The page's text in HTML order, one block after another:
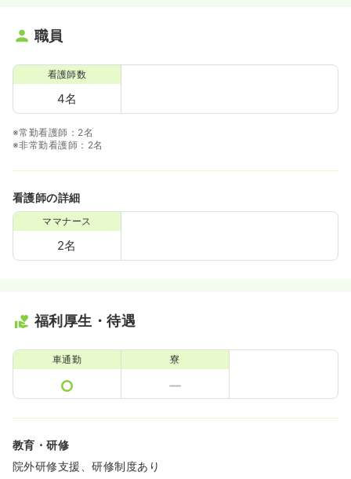
職員
看護師数
4名
※常勤看護師：2名
※非常勤看護師：2名
看護師の詳細
ママナース
2名
福利厚生・待遇
車通勤 寮
教育・研修
院外研修支援、研修制度あり